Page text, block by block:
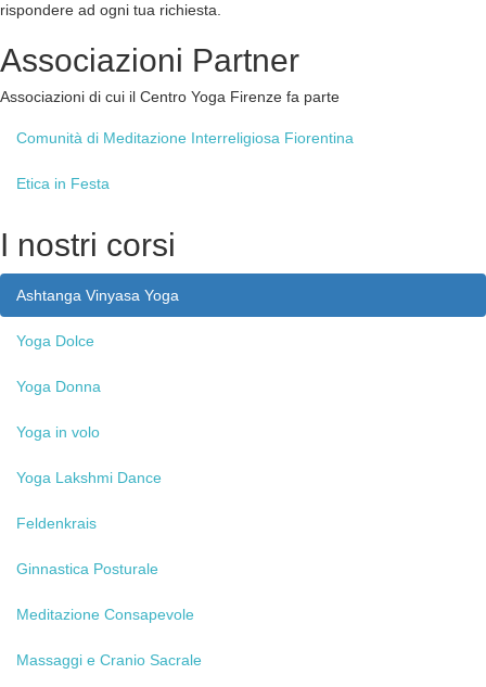
ad ogni tua richiesta.
Associazioni Partner
Associazioni di cui il Centro Yoga Firenze fa parte
Comunità di Meditazione Interreligiosa Fiorentina
Etica in Festa
I nostri corsi
Ashtanga Vinyasa Yoga
Yoga Dolce
Yoga Donna
Yoga in volo
Yoga Lakshmi Dance
Feldenkrais
Ginnastica Posturale
Meditazione Consapevole
Massaggi e Cranio Sacrale